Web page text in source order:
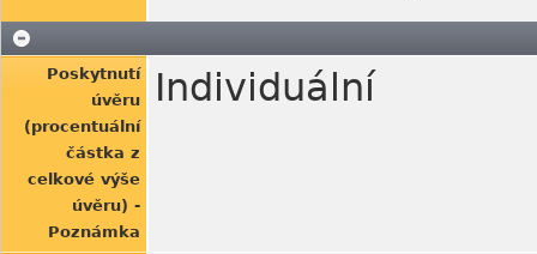
Poskytnutí
úvěru
(procentuální
částka z
celkové výše
úvěru) -
Poznámka
Individuální